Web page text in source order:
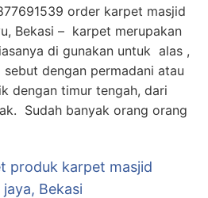
order karpet masjid
Bekasi – karpet merupakan
di gunakan untuk alas ,
dengan permadani atau
dengan timur tengah, dari
Sudah banyak orang orang
produk karpet masjid
Bekasi